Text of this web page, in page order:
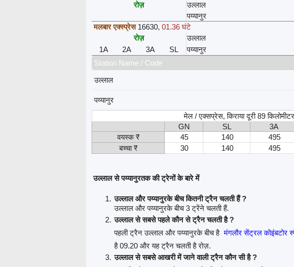
रोज़
उल्लाल
पय्यानुर
मलबार एक्स्प्रेस 16630, 01.36 घंटे
रोज़
उल्लाल
1A
2A 3A SL पय्यानुर
Station Name / Code
उल्लाल
पय्यानुर
मेल / एक्सप्रेस, किराया दूरी 89
GN
SL 3A
वयस्क ₹
45 140 495
बच्चा ₹
30 140 495
उल्लाल से पय्यानुरतक की ट्रेनों के बारे में
उल्लाल और पय्यानुरके बीच कितनी ट्रैन चलती हैं ?
उल्लाल और पय्यानुरके बीच 3 ट्रेंने चलती हैं.
उल्लाल से सबसे पहले कौन से ट्रैन चलती है ?
पहली ट्रैन उल्लाल और पय्यानुरके बीच है मंगलौर सेंट्रल कोइंबटोर
है 09.20 और यह ट्रैन चलती है रोज़.
उल्लाल से सबसे आखरी में जाने वाली ट्रैन कौन सी है ?